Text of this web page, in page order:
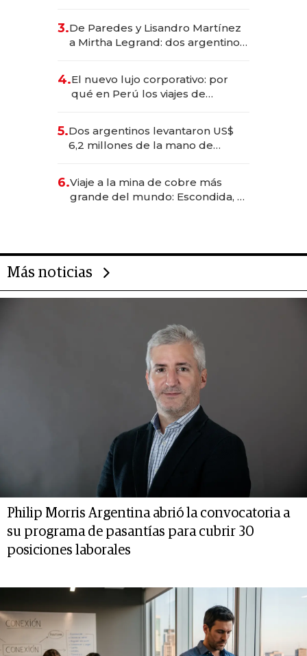
las marcas "fast premium"
3.De Paredes y Lisandro Martínez
a Mirtha Legrand: dos argentinos
4.El nuevo lujo corporativo: por
qué en Perú los viajes de
transformadoras
5.Dos argentinos levantaron US$
6,2 millones de la mano de
6.Viaje a la mina de cobre más
grande del mundo: Escondida, el
Más noticias
Philip Morris Argentina abrió la convocatoria a
su programa de pasantías para cubrir 30
posiciones laborales